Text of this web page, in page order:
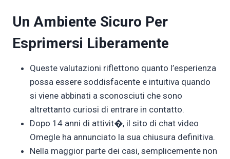
Un Ambiente Sicuro Per
Esprimersi Liberamente
Queste valutazioni riflettono quanto l’esperienza
possa essere soddisfacente e intuitiva quando
si viene abbinati a sconosciuti che sono
altrettanto curiosi di entrare in contatto.
Dopo 14 anni di attivit�, il sito di chat video
Omegle ha annunciato la sua chiusura definitiva.
Nella maggior parte dei casi, semplicemente non